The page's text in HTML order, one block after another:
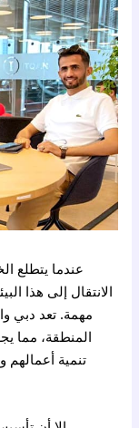
عندما يتطلع
الانتقال إلى هذا
مهمة. تعد دبي
المنطقة، مما
تنمية